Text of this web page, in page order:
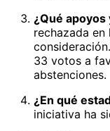
¿Qué
rechazada
33 votos a
abstenciones.
¿En qué
iniciativa ha